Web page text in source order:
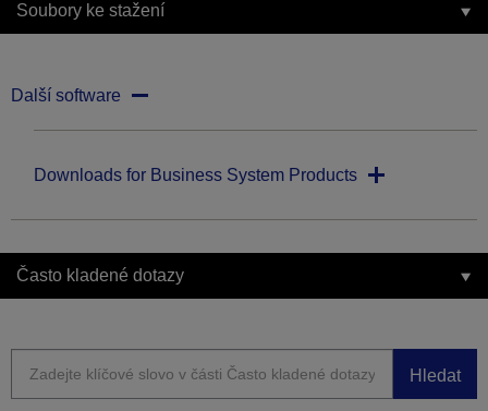
Soubory ke stažení
Další software
Downloads for Business System Products
Často kladené dotazy
Hledat